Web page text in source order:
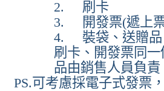
2.
刷卡
3.
開發票(遞上
4.
裝袋、送贈品
刷卡、開發票同
品由銷售人員負責
PS.可考慮採電子式發票